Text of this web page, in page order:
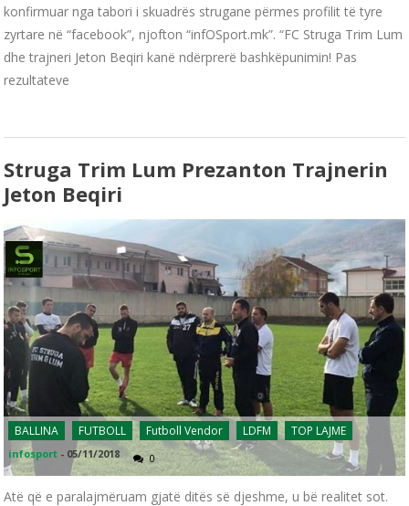
konfirmuar nga tabori i skuadrës strugane përmes profilit të tyre
zyrtare në “facebook”, njofton “infOSport.mk”. “FC Struga Trim Lum
dhe trajneri Jeton Beqiri kanë ndërprerë bashkëpunimin! Pas
rezultateve
Struga Trim Lum Prezanton Trajnerin
Jeton Beqiri
BALLINA FUTBOLL Futboll Vendor LDFM TOP LAJME
infosport - 05/11/2018 0
Atë që e paralajmëruam gjatë ditës së djeshme, u bë realitet sot.